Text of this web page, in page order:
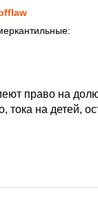
право на
тока на детей,